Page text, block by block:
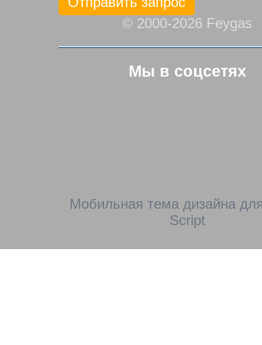
© 2000-2026 Feygas
Мы в соцсетях
Мобильная тема дизайна
Script